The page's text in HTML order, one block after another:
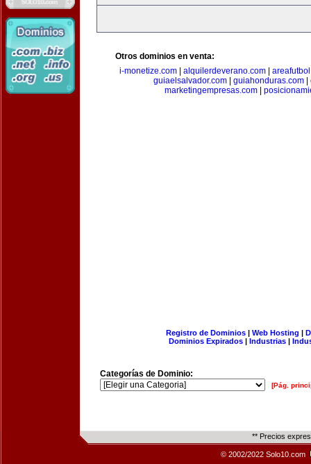
Otros dominios en venta:
i-monetize.com
alquilerdeverano.com
guiaelsalvador.com| guiahonduras.com|
marketingempresas.com
Registro de Dominios| Web Hosting |
Dominios Expirados | Industrias |
Categorías de Dominio:
[Pág.
** Precios
© 2002/2022 Solo10.com